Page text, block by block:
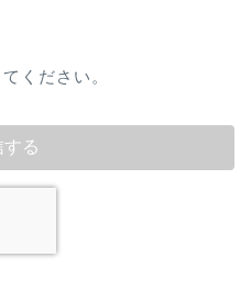
ください。